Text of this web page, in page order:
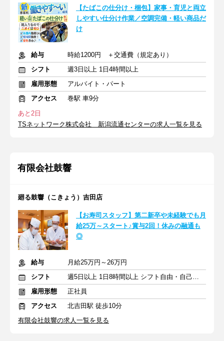
【たばこの仕分け・梱包】家事・育児と両立
しやすい仕分け作業／空調完備・軽い商品だ
け
給与
時給1200円 ＋交通費（規定あり）
シフト
週3日以上 1日4時間以上
雇用形態
アルバイト・パート
アクセス
巻駅 車9分
あと2日
TSネットワーク株式会社 新潟流通センターの求人一覧を見る
有限会社鼓響
廻る鼓響（こきょう）吉田店
【お寿司スタッフ】第二新卒や未経験でも月
給25万～スタート♪賞与2回！休みの融通も
◎
給与
月給25万円～26万円
シフト
週5日以上 1日8時間以上 シフト自由・自己申告
雇用形態
正社員
アクセス
北吉田駅 徒歩10分
有限会社鼓響の求人一覧を見る